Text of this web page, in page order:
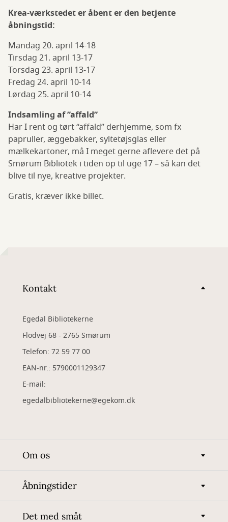
Krea-værkstedet er åbent er den betjente
åbningstid:
Mandag 20. april 14-18
Tirsdag 21. april 13-17
Torsdag 23. april 13-17
Fredag 24. april 10-14
Lørdag 25. april 10-14
Indsamling af ”affald”
Har I rent og tørt “affald” derhjemme, som fx
papruller, æggebakker, syltetøjsglas eller
mælkekartoner, må I meget gerne aflevere det på
Smørum Bibliotek i tiden op til uge 17 – så kan det
blive til nye, kreative projekter.
Gratis, kræver ikke billet.
Kontakt
Egedal Bibliotekerne
Flodvej 68 - 2765 Smørum
Telefon: 72 59 77 00
EAN-nr.: 5790001129347
​E-mail:
egedalbibliotekerne@egekom.dk
Om os
Åbningstider
Det med småt